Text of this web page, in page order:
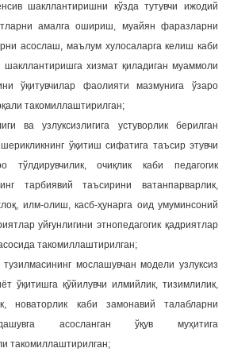
шакллантиришни кўзда тутувчи ижодий
амалга ошириш, муайян фаразларни
асослаш, маълум хулосаларга келиш каби
шакллантиришга хизмат қиладиган муаммоли
ўқитувчилар фаолияти мазмунига ўзаро
такомиллаштирилган;
ва узлуксизлигига устуворлик берилган
ўқитиш сифатига таъсир этувчи
тўлдирувчилик, очиқлик каби педагогик
тарбиявий таъсирини ватанпарварлик,
илм-олиш, касб-ҳунарга оид умуминсоний
уйғунлигини этнопедагогик қадриятлар
такомиллаштирилган;
мослашувчан модели узлуксиз
ўқитишга қўйилувчи илмийлик, тизимлилик,
новаторлик каби замонавий талабларни
асосланган ўқув муҳитига
такомиллаштирилган;